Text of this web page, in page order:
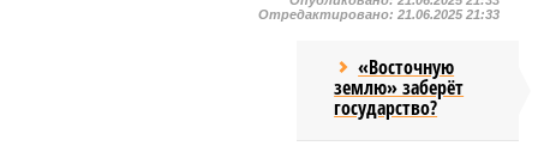
Отредактировано: 21.06.2025 21:33
«Восточную
землю» заберёт
государство?